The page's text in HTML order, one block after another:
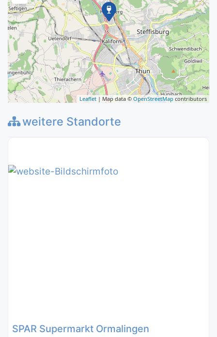
Leaflet | Map data ©OpenStreetMapcontributors
weitere Standorte
SPAR Supermarkt Ormalingen